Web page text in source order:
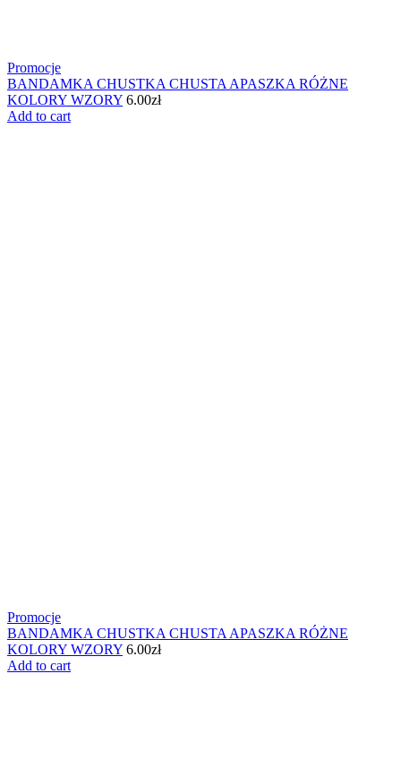
Promocje
BANDAMKA CHUSTKA CHUSTA APASZKA RÓŻNE
KOLORY WZORY 6.00zł
Add to cart
Promocje
BANDAMKA CHUSTKA CHUSTA APASZKA RÓŻNE
KOLORY WZORY 6.00zł
Add to cart